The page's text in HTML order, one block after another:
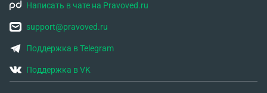
Написать в чате на Pravoved.ru
support@pravoved.ru
Поддержка в Telegram
Поддержка в VK